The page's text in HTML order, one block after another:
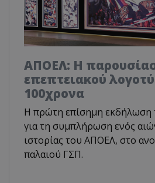
ΑΠΟΕΛ: Η
επεπτειακού
100χρονα
H πρώτη επίσημη
για τη συμπλήρωση ενός
ιστορίας του ΑΠΟΕΛ, στο
παλαιού ΓΣΠ.